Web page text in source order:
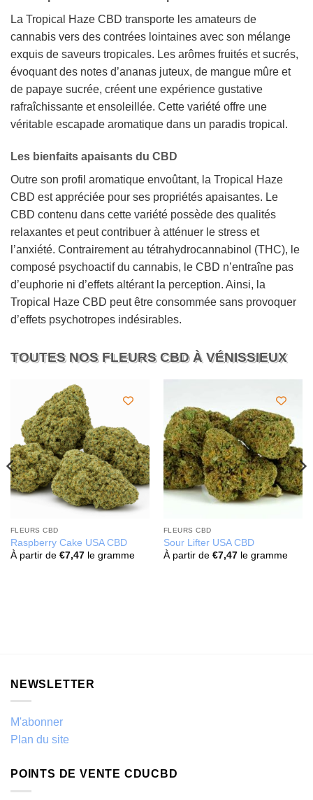
La Tropical Haze CBD transporte les amateurs de
cannabis vers des contrées lointaines avec son mélange
exquis de saveurs tropicales. Les arômes fruités et sucrés,
évoquant des notes d’ananas juteux, de mangue mûre et
de papaye sucrée, créent une expérience gustative
rafraîchissante et ensoleillée. Cette variété offre une
véritable escapade aromatique dans un paradis tropical.
Les bienfaits apaisants du CBD
Outre son profil aromatique envoûtant, la Tropical Haze
CBD est appréciée pour ses propriétés apaisantes. Le
CBD contenu dans cette variété possède des qualités
relaxantes et peut contribuer à atténuer le stress et
l’anxiété. Contrairement au tétrahydrocannabinol (THC), le
composé psychoactif du cannabis, le CBD n’entraîne pas
d’euphorie ni d’effets altérant la perception. Ainsi, la
Tropical Haze CBD peut être consommée sans provoquer
d’effets psychotropes indésirables.
TOUTES NOS FLEURS CBD À VÉNISSIEUX
FLEURS CBD
Raspberry Cake USA CBD
À partir de €7,47le gramme
FLEURS CBD
Sour Lifter USA CBD
À partir de €7,47le gramme
NEWSLETTER
M'abonner
Plan du site
POINTS DE VENTE CDUCBD